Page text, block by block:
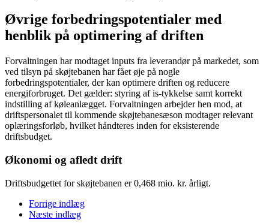
Øvrige forbedringspotentialer med
henblik på optimering af driften
Forvaltningen har modtaget inputs fra leverandør på markedet, som
ved tilsyn på skøjtebanen har fået øje på nogle
forbedringspotentialer, der kan optimere driften og reducere
energiforbruget. Det gælder: styring af is-tykkelse samt korrekt
indstilling af køleanlægget. Forvaltningen arbejder hen mod, at
driftspersonalet til kommende skøjtebanesæson modtager relevant
oplæringsforløb, hvilket håndteres inden for eksisterende
driftsbudget.
Økonomi og afledt drift
Driftsbudgettet for skøjtebanen er 0,468 mio. kr. årligt.
Forrige indlæg
Næste indlæg